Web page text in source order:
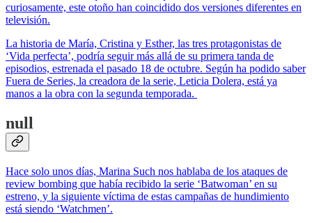
curiosamente, este otoño han coincidido dos versiones diferentes en
televisión.
La historia de María, Cristina y Esther, las tres protagonistas de
‘Vida perfecta’, podría seguir más allá de su primera tanda de
episodios, estrenada el pasado 18 de octubre. Según ha podido saber
Fuera de Series, la creadora de la serie, Leticia Dolera, está ya
manos a la obra con la segunda temporada.
null
Hace solo unos días, Marina Such nos hablaba de los ataques de
review bombing que había recibido la serie ‘Batwoman’ en su
estreno, y la siguiente víctima de estas campañas de hundimiento
está siendo ‘Watchmen’.